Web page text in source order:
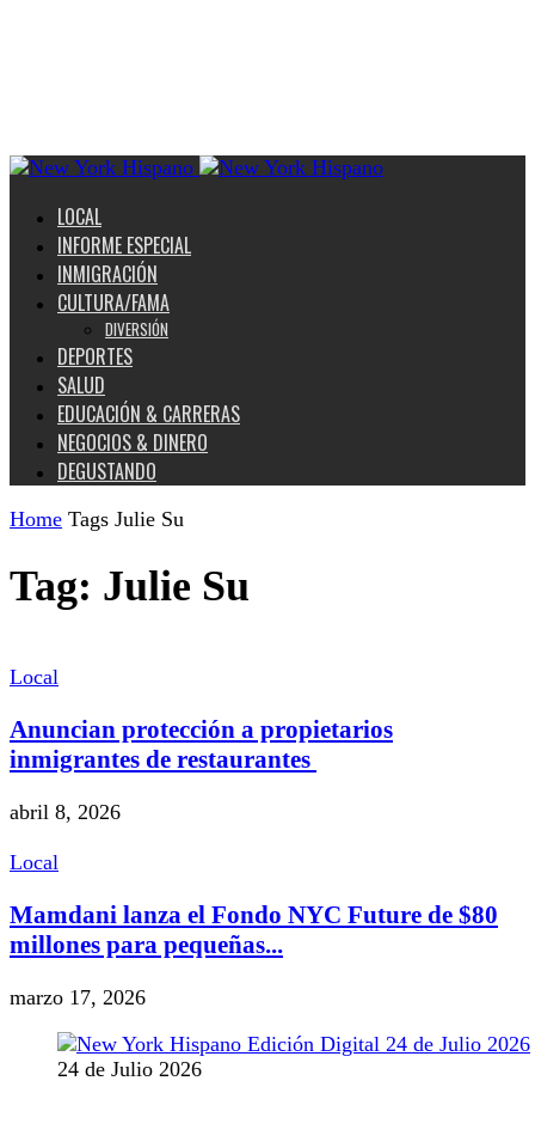
LOCAL
INFORME ESPECIAL
INMIGRACIÓN
CULTURA/FAMA
DIVERSIÓN
DEPORTES
SALUD
EDUCACIÓN & CARRERAS
NEGOCIOS & DINERO
DEGUSTANDO
Home Tags Julie Su
Tag: Julie Su
Local
Anuncian protección a propietarios
inmigrantes de restaurantes
abril 8, 2026
Local
Mamdani lanza el Fondo NYC Future de $80
millones para pequeñas...
marzo 17, 2026
24 de Julio 2026